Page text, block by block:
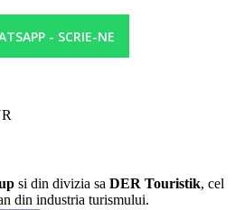
aeroport
- SCRIE-NE
si din divizia sa DER Touristik, cel
din industria turismului.